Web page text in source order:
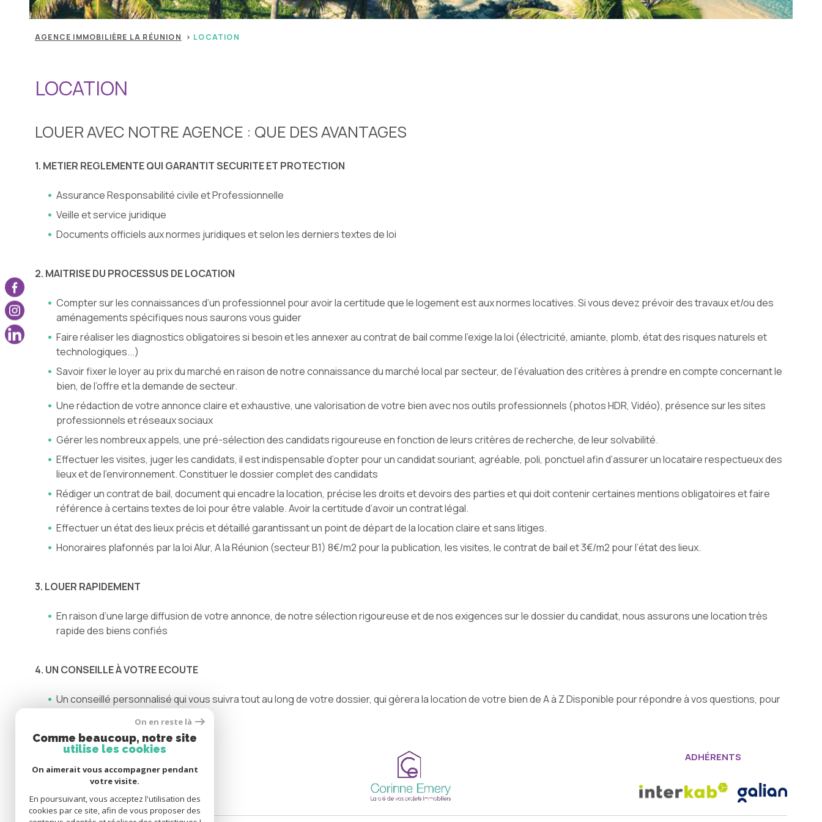
NOTRE EQUIPE
AGENCE IMMOBILIÈRE LA RÉUNION LOCATION
LOCATION
LOUER AVEC NOTRE AGENCE : QUE DES AVANTAGES
1. METIER REGLEMENTE QUI GARANTIT SECURITE ET PROTECTION
Assurance Responsabilité civile et Professionnelle
Veille et service juridique
Documents officiels aux normes juridiques et selon les derniers textes de loi
2. MAITRISE DU PROCESSUS DE LOCATION
Compter sur les connaissances d’un professionnel pour avoir la certitude que le logement est aux normes locatives. Si vous devez prévoir des travaux et/ou des
aménagements spécifiques nous saurons vous guider
Faire réaliser les diagnostics obligatoires si besoin et les annexer au contrat de bail comme l’exige la loi (électricité, amiante, plomb, état des risques naturels et
technologiques...)
Savoir fixer le loyer au prix du marché en raison de notre connaissance du marché local par secteur, de l’évaluation des critères à prendre en compte concernant le
bien, de l’offre et la demande de secteur.
Une rédaction de votre annonce claire et exhaustive, une valorisation de votre bien avec nos outils professionnels (photos HDR, Vidéo), présence sur les sites
professionnels et réseaux sociaux
Gérer les nombreux appels, une pré-sélection des candidats rigoureuse en fonction de leurs critères de recherche, de leur solvabilité.
Effectuer les visites, juger les candidats, il est indispensable d’opter pour un candidat souriant, agréable, poli, ponctuel afin d’assurer un locataire respectueux des
lieux et de l’environnement. Constituer le dossier complet des candidats
Rédiger un contrat de bail, document qui encadre la location, précise les droits et devoirs des parties et qui doit contenir certaines mentions obligatoires et faire
référence à certains textes de loi pour être valable. Avoir la certitude d’avoir un contrat légal.
Effectuer un état des lieux précis et détaillé garantissant un point de départ de la location claire et sans litiges.
Honoraires plafonnés par la loi Alur, A la Réunion (secteur B1) 8€/m2 pour la publication, les visites, le contrat de bail et 3€/m2 pour l’état des lieux.
3. LOUER RAPIDEMENT
En raison d’une large diffusion de votre annonce, de notre sélection rigoureuse et de nos exigences sur le dossier du candidat, nous assurons une location très
rapide des biens confiés
4. UN CONSEILLE À VOTRE ECOUTE
Un conseillé personnalisé qui vous suivra tout au long de votre dossier, qui gèrera la location de votre bien de A à Z Disponible pour répondre à vos questions, pour
SE CONNECTER ADHÉRENTS
On en reste là
Comme beaucoup, notre site
utilise les cookies
On aimerait vous accompagner pendant
votre visite.
En poursuivant, vous acceptez l'utilisation des
cookies par ce site, afin de vous proposer des